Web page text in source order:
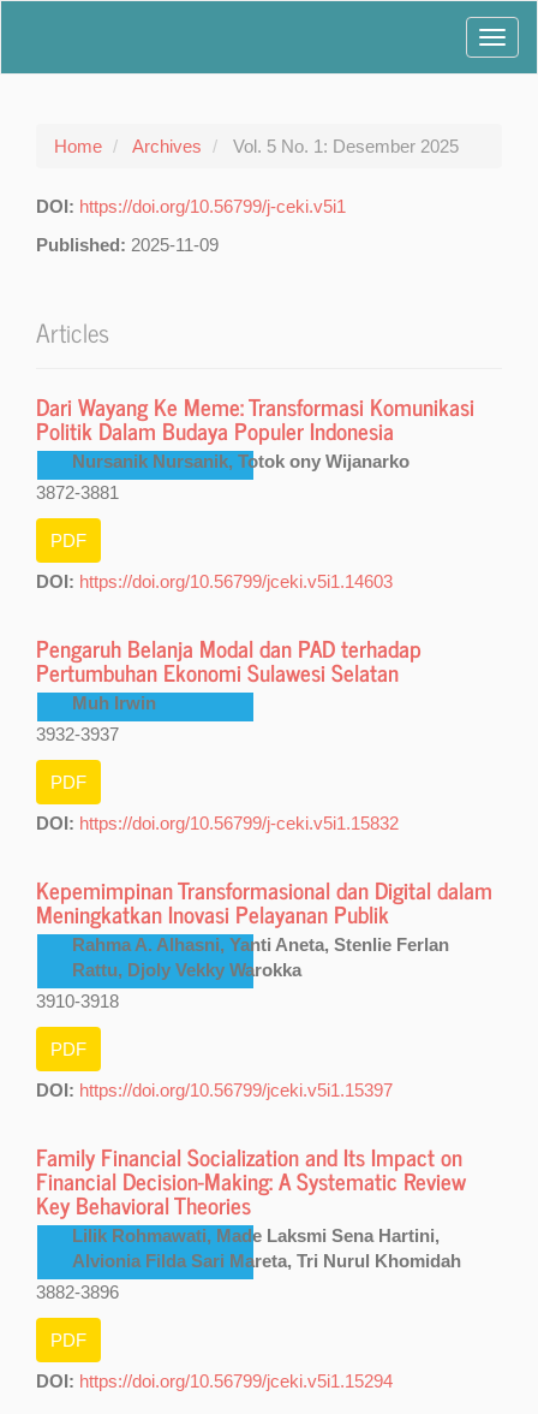
Home Archives Vol. 5 No. 1: Desember 2025
DOI: https://doi.org/10.56799/j-ceki.v5i1
Published: 2025-11-09
Articles
Dari Wayang Ke Meme: Transformasi Komunikasi
Politik Dalam Budaya Populer Indonesia
Nursanik Nursanik, Totok ony Wijanarko
3872-3881
PDF
DOI: https://doi.org/10.56799/jceki.v5i1.14603
Pengaruh Belanja Modal dan PAD terhadap
Pertumbuhan Ekonomi Sulawesi Selatan
Muh Irwin
3932-3937
PDF
DOI: https://doi.org/10.56799/j-ceki.v5i1.15832
Kepemimpinan Transformasional dan Digital dalam
Meningkatkan Inovasi Pelayanan Publik
Rahma A. Alhasni, Yanti Aneta, Stenlie Ferlan
Rattu, Djoly Vekky Warokka
3910-3918
PDF
DOI: https://doi.org/10.56799/jceki.v5i1.15397
Family Financial Socialization and Its Impact on
Financial Decision-Making: A Systematic Review
Key Behavioral Theories
Lilik Rohmawati, Made Laksmi Sena Hartini,
Alvionia Filda Sari Mareta, Tri Nurul Khomidah
3882-3896
PDF
DOI: https://doi.org/10.56799/jceki.v5i1.15294